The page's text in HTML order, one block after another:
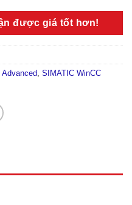
được giá tốt hơn!
SIMATIC WinCC